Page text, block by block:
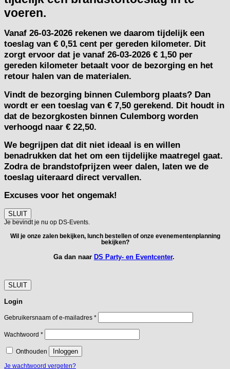
voeren.
Vanaf 26-03-2026 rekenen we daarom tijdelijk een
toeslag van € 0,51 cent per gereden kilometer. Dit
zorgt ervoor dat je vanaf 26-03-2026 € 1,50 per
gereden kilometer betaalt voor de bezorging en het
retour halen van de materialen.
Vindt de bezorging binnen Culemborg plaats? Dan
wordt er een toeslag van € 7,50 gerekend. Dit houdt in
dat de bezorgkosten binnen Culemborg worden
verhoogd naar € 22,50.
We begrijpen dat dit niet ideaal is en willen
benadrukken dat het om een tijdelijke maatregel gaat.
Zodra de brandstofprijzen weer dalen, laten we de
toeslag uiteraard direct vervallen.
Excuses voor het ongemak!
SLUIT
Je bevindt je nu op DS-Events.
Wil je onze zalen bekijken, lunch bestellen of onze evenementenplanning
bekijken?
Ga dan naar DS Party- en Eventcenter.
SLUIT
Login
Gebruikersnaam of e-mailadres *Vereist
Wachtwoord *Vereist
Onthouden Inloggen
Je wachtwoord vergeten?